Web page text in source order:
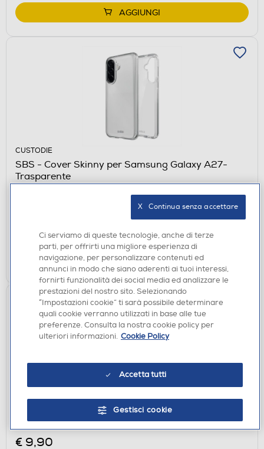
AGGIUNGI
CUSTODIE
SBS - Cover Skinny per Samsung Galaxy A27-
Trasparente
Ritiro in negozio in 30' gratuito:verifica
AGGIUNGI
CUSTODIE
SBS - Cover Skinny per Oppo A6 Pro 5G-
Trasparente
€ 9,90
Ci serviamo di queste tecnologie, anche di terze
parti, per offrirti una migliore esperienza di
navigazione, per personalizzare contenuti ed
annunci in modo che siano aderenti ai tuoi interessi,
fornirti funzionalità dei social media ed analizzare le
prestazioni del nostro sito. Selezionando
“Impostazioni cookie” ti sarà possibile determinare
quali cookie verranno utilizzati in base alle tue
preferenze. Consulta la nostra cookie policy per
ulteriori informazioni. Cookie Policy
Accetta tutti
Gestisci cookie
X   Continua senza accettare